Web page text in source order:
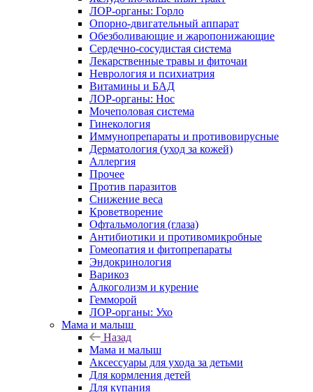
ЛОР-органы: Горло
Опорно-двигательный аппарат
Обезболивающие и жаропонижающие
Сердечно-сосудистая система
Лекарственные травы и фиточаи
Неврология и психиатрия
Витамины и БАД
ЛОР-органы: Нос
Мочеполовая система
Гинекология
Иммунопрепараты и противовирусные
Дерматология (уход за кожей)
Аллергия
Прочее
Против паразитов
Снижение веса
Кроветворение
Офтальмология (глаза)
Антибиотики и противомикробные
Гомеопатия и фитопрепараты
Эндокринология
Варикоз
Алкоголизм и курение
Гемморой
ЛОР-органы: Ухо
Мама и малыш
Назад
Мама и малыш
Аксессуары для ухода за детьми
Для кормления детей
Для купания